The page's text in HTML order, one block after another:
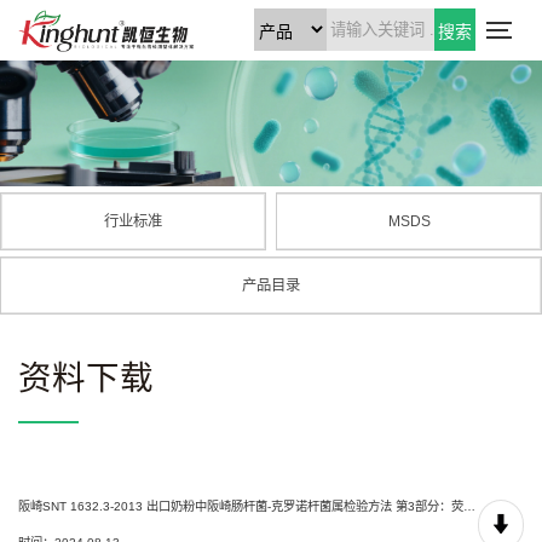
搜索
行业标准 MSDS
产品目录
资料下载
阪崎SNT 1632.3-2013 出口奶粉中阪崎肠杆菌-克罗诺杆菌属检验方法 第3部分：荧光PCR方法